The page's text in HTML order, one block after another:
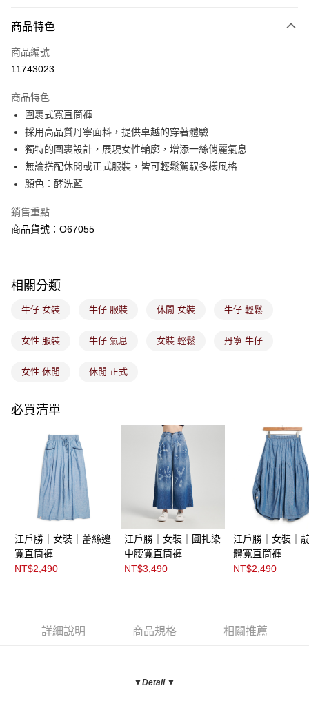
１．於結帳方式選擇「AFTEE先享後付」後，將跳轉至「AFTEE先享後付」
２．訂單成立數日內，您將收到繳費通知簡訊。
３．收到繳費通知簡訊後14天內，點擊此簡訊中的連結，可透過四大超商／
購買商品的店家。未經商家同意取消之訂單仍視為有效，需透過AFTEE先享
後付繳納相關費用。
※ 交易是否成功請以「AFTEE先享後付 」之結帳頁面顯示為準，若有關於
是否繳費成功／繳費後需取消欲退款等相關疑問，請聯繫「AFTEE先享後付
客戶支援中心」https://netprotections.freshdesk.com/support/home
１．透過由恩沛科技股份有限公司提供之「AFTEE先享後付」服務完成之交
權轉讓予恩沛科技股份有限公司。
２．關於個人資料處理事宜，請瀏覽以下網址：
４．使用「AFTEE先享後付」時，將依據個別帳號之用戶狀況，依本公司即
請求用戶進行身份認證。
恩沛科技股份有限公司將有權停止該用戶之使用額度並採取法律行動。
免運費
免運費
付款後萊爾富取貨
免運費
7-11取貨付款
免運費
付款後7-11取貨
免運費
免運費
付款後門市取貨
商品特色
商品編號
11743023
商品特色
圍裹式寬直筒褲
採用高品質丹寧面料，提供卓越的穿著體驗
獨特的圍裹設計，展現女性輪廓，增添一絲俏麗氣息
無論搭配休閒或正式服裝，皆可輕鬆駕馭多樣風格
顏色：酵洗藍
銷售重點
商品貨號：O67055
相關分類
牛仔 女裝 牛仔 服裝 休閒 女裝 牛仔 輕鬆
女性 服裝 牛仔 氣息 女裝 輕鬆 丹寧 牛仔
女性 休閒 休閒 正式
必買清單
江戶勝｜女裝｜蕾絲邊
寬直筒褲
NT$2,490
江戶勝｜女裝｜圓扎染
中腰寬直筒褲
NT$3,490
江戶勝｜女裝｜
體寬直筒褲
NT$2,490
詳細說明 商品規格 相關推薦
▼Detail ▼